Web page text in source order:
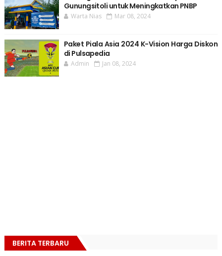
Gunungsitoli untuk Meningkatkan PNBP
Warta Nias Mar 08, 2024
Paket Piala Asia 2024 K-Vision Harga Diskon
di Pulsapedia
Admin Jan 08, 2024
BERITA TERBARU